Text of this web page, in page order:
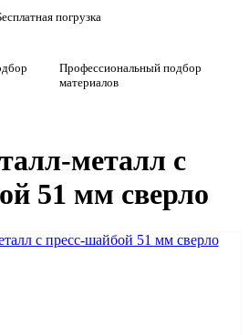
погрузка
Профессиональный подбор
материалов
металл с
51 мм сверло